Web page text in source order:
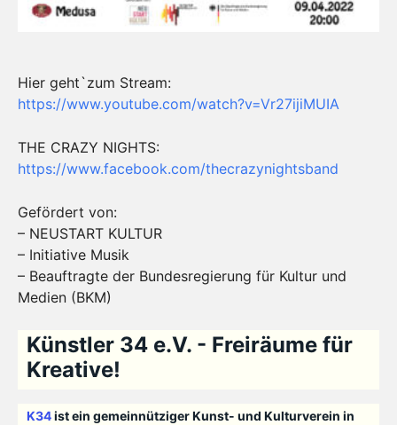
Hier geht`zum Stream:
https://www.youtube.com/watch?v=Vr27ijiMUIA
THE CRAZY NIGHTS:
https://www.facebook.com/thecrazynightsband
Gefördert von:
– NEUSTART KULTUR
– Initiative Musik
– Beauftragte der Bundesregierung für Kultur und
Medien (BKM)
Künstler 34 e.V. - Freiräume für
Kreative!
K34ist ein gemeinnütziger Kunst- und Kulturverein in